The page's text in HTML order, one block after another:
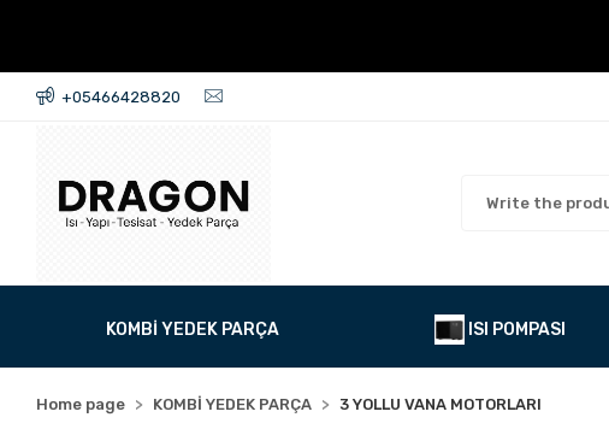
+05466428820
KOMBİ YEDEK PARÇA ISI POMPASI
Home page KOMBİ YEDEK PARÇA 3 YOLLU VANA MOTORLARI